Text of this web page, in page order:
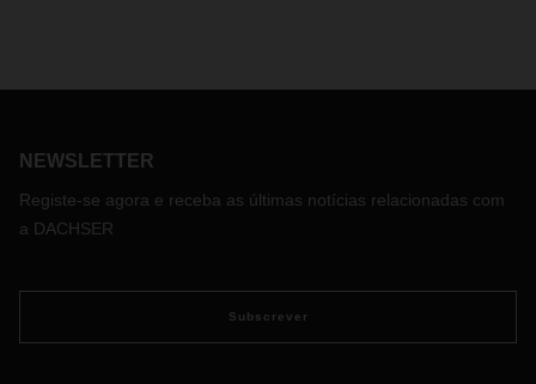
NEWSLETTER
Registe-se agora e receba as últimas notícias relacionadas com
a DACHSER
Subscrever